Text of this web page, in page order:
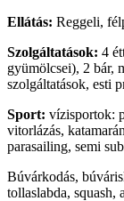
Ellátás: Reggeli,
Szolgáltatások: 4
gyümölcsei), 2 bár,
szolgáltatások, esti
Sport: vízisportok:
vitorlázás,
parasailing, semi
Búvárkodás,
tollaslabda, squash,